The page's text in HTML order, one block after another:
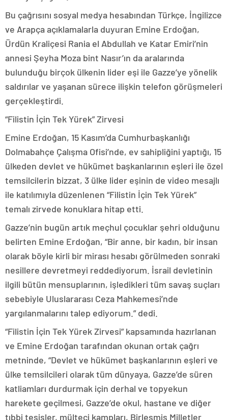
Bu çağrısını sosyal medya hesabından Türkçe, İngilizce
ve Arapça açıklamalarla duyuran Emine Erdoğan,
Ürdün Kraliçesi Rania el Abdullah ve Katar Emiri’nin
annesi Şeyha Moza bint Nasır’ın da aralarında
bulunduğu birçok ülkenin lider eşi ile Gazze’ye yönelik
saldırılar ve yaşanan sürece ilişkin telefon görüşmeleri
gerçekleştirdi.
“Filistin İçin Tek Yürek” Zirvesi
Emine Erdoğan, 15 Kasım’da Cumhurbaşkanlığı
Dolmabahçe Çalışma Ofisi’nde, ev sahipliğini yaptığı, 15
ülkeden devlet ve hükümet başkanlarının eşleri ile özel
temsilcilerin bizzat, 3 ülke lider eşinin de video mesajlı
ile katılımıyla düzenlenen “Filistin İçin Tek Yürek”
temalı zirvede konuklara hitap etti.
Gazze’nin bugün artık meçhul çocuklar şehri olduğunu
belirten Emine Erdoğan, “Bir anne, bir kadın, bir insan
olarak böyle kirli bir mirası hesabı görülmeden sonraki
nesillere devretmeyi reddediyorum. İsrail devletinin
ilgili bütün mensuplarının, işledikleri tüm savaş suçları
sebebiyle Uluslararası Ceza Mahkemesi’nde
yargılanmalarını talep ediyorum.” dedi.
“Filistin İçin Tek Yürek Zirvesi” kapsamında hazırlanan
ve Emine Erdoğan tarafından okunan ortak çağrı
metninde, “Devlet ve hükümet başkanlarının eşleri ve
ülke temsilcileri olarak tüm dünyaya, Gazze’de süren
katliamları durdurmak için derhal ve topyekun
harekete geçilmesi, Gazze’de okul, hastane ve diğer
tıbbi tesisler, mülteci kampları, Birleşmiş Milletler